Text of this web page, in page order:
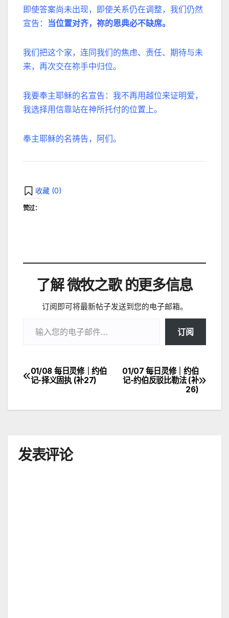
即使答案尚未出现，即使关系仍在调整，我们仍然
宣告： 当位置对齐，祢的恩典必不缺席。
我们把这个家，连同我们的焦虑、责任、期待与未
来，再次交在祢手中归位。
我要奉主耶稣的名宣告：我不再用越位来证明爱，
我选择用信靠站在神所托付的位置上。
奉主耶稣的名祷告，阿们。
收藏 (0)
赞过：
了解 微牧之歌 的更多信息
订阅即可将最新帖子发送到您的电子邮箱。
订阅
文
01/07 每日灵修｜约伯
记-约伯反驳比勒法 (补
26)
01/08 每日灵修｜约伯
记-择义固执 (补27)
发表评论